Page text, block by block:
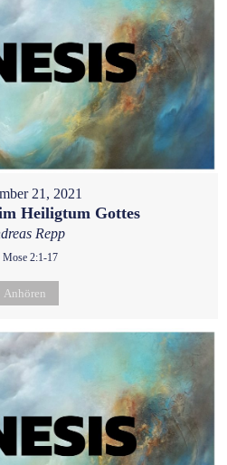
21, 2021
Heiligtum Gottes
Repp
Mose 2:1-17
Anhören